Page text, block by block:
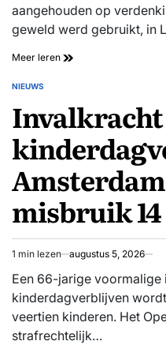
aangehouden op
geweld werd gebruikt, in
Meer leren Minderjarige
gijzeling
Lisse
GEPLAATST
NIEUWS
Invalkracht
misbruik
Geschatte
leestijd
1 min lezen augustus 5, 2026
Een 66-jarige
kinderdagverblijven
veertien kinderen. Het
strafrechtelijk…